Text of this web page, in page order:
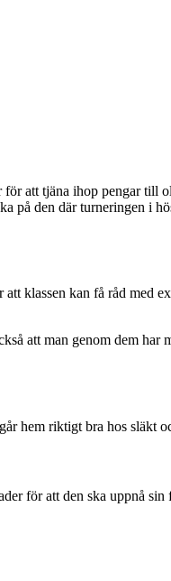
att tjäna ihop pengar till
på den där turneringen i
klassen kan få råd med
att man genom dem
hem riktigt bra hos släkt
för att den ska uppnå